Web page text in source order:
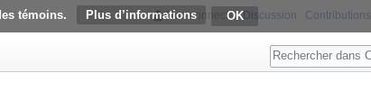
témoins. Plus d’informationsNon connecté Discussion Contributions
Rechercher